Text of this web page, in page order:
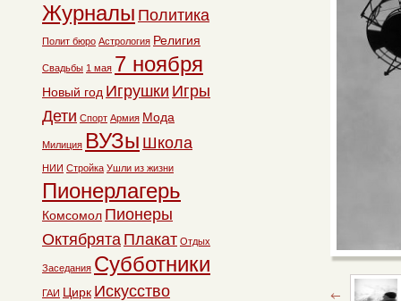
Журналы Политика
Полит бюро Астрология Религия
Свадьбы 1 мая 7 ноября
Новый год Игрушки Игры
Дети Спорт Армия Мода
Милиция ВУЗы Школа
НИИ Стройка Ушли из жизни
Пионерлагерь
Комсомол Пионеры
Октябрята Плакат Отдых
Заседания Субботники
ГАИ Цирк Искусство